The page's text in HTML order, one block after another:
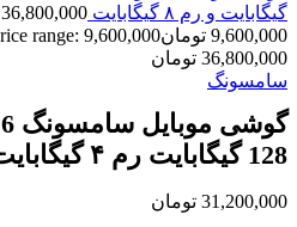
گیگابایت و رم ۸ گیگابایت
36,800,000
9,600,000 تومان
36,800,000 تومان
سامسونگ
128 گیگابایت رم ۴ گیگابایت – ویتنام
31,200,000 تومان